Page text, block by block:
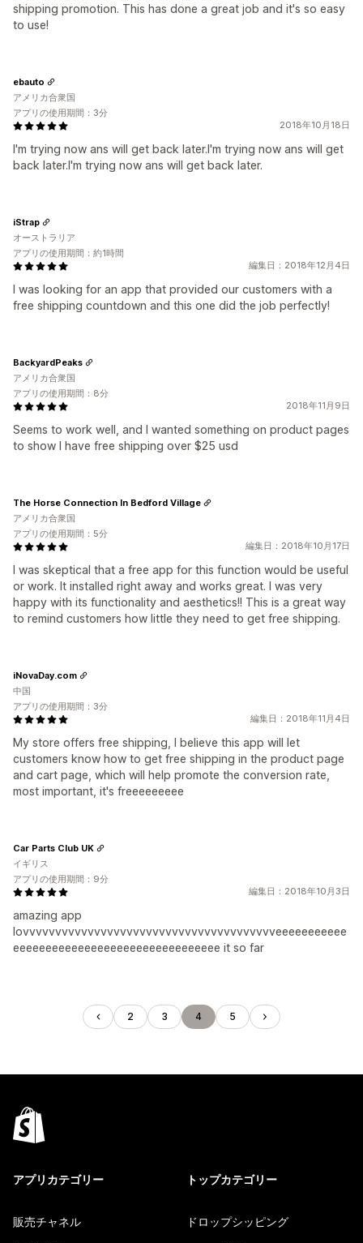
shipping promotion. This has done a great job and it's so easy
to use!
2018年10月18日
I'm trying now ans will get back later.I'm trying now ans will get
back later.I'm trying now ans will get back later.
ebauto
アメリカ合衆国
アプリの使用期間：3分
編集日：2018年12月4日
I was looking for an app that provided our customers with a
free shipping countdown and this one did the job perfectly!
iStrap
オーストラリア
アプリの使用期間：約1時間
2018年11月9日
Seems to work well, and I wanted something on product pages
to show I have free shipping over $25 usd
BackyardPeaks
アメリカ合衆国
アプリの使用期間：8分
編集日：2018年10月17日
I was skeptical that a free app for this function would be useful
or work. It installed right away and works great. I was very
happy with its functionality and aesthetics!! This is a great way
to remind customers how little they need to get free shipping.
The Horse Connection In Bedford Village
アメリカ合衆国
アプリの使用期間：5分
編集日：2018年11月4日
My store offers free shipping, I believe this app will let
customers know how to get free shipping in the product page
and cart page, which will help promote the conversion rate,
most important, it's freeeeeeeee
iNovaDay.com
中国
アプリの使用期間：3分
編集日：2018年10月3日
amazing app
lovvvvvvvvvvvvvvvvvvvvvvvvvvvvvvvvvvvvvvveeeeeeeeeee
eeeeeeeeeeeeeeeeeeeeeeeeeeeeeeee it so far
Car Parts Club UK
イギリス
アプリの使用期間：9分
2 3 4 5
アプリカテゴリー
販売チャネル
トップカテゴリー
ドロップシッピング